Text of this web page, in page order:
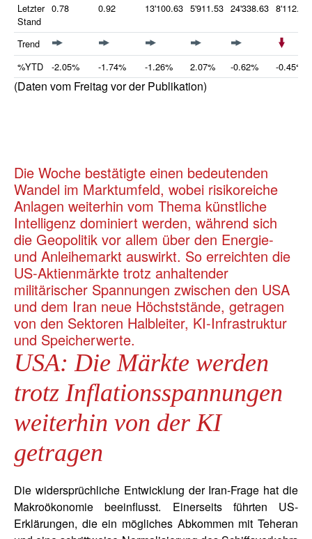
Letzter
Stand
0.78 0.92 13'100.63 5'911.53 24'338.63 8'112.57
Trend
%YTD
-2.05% -1.74% -1.26% 2.07% -0.62% -0.45%
(Daten vom Freitag vor der Publikation)
Die Woche bestätigte einen bedeutenden
Wandel im Marktumfeld, wobei risikoreiche
Anlagen weiterhin vom Thema künstliche
Intelligenz dominiert werden, während sich
die Geopolitik vor allem über den Energie-
und Anleihemarkt auswirkt. So erreichten die
US-Aktienmärkte trotz anhaltender
militärischer Spannungen zwischen den USA
und dem Iran neue Höchststände, getragen
von den Sektoren Halbleiter, KI-Infrastruktur
und Speicherwerte.
USA: Die Märkte werden
trotz Inflationsspannungen
weiterhin von der KI
getragen
Die widersprüchliche Entwicklung der Iran-Frage hat die
Makroökonomie beeinflusst. Einerseits führten US-
Erklärungen, die ein mögliches Abkommen mit Teheran